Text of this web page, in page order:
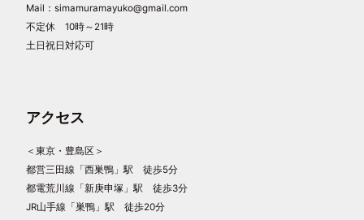
Mail：simamuramayuko@gmail.com
不定休 10時～21時
土日祝日対応可
アクセス
＜東京・豊島区＞
都営三田線「西巣鴨」駅 徒歩5分
都電荒川線「新庚申塚」駅 徒歩3分
JR山手線「巣鴨」駅 徒歩20分